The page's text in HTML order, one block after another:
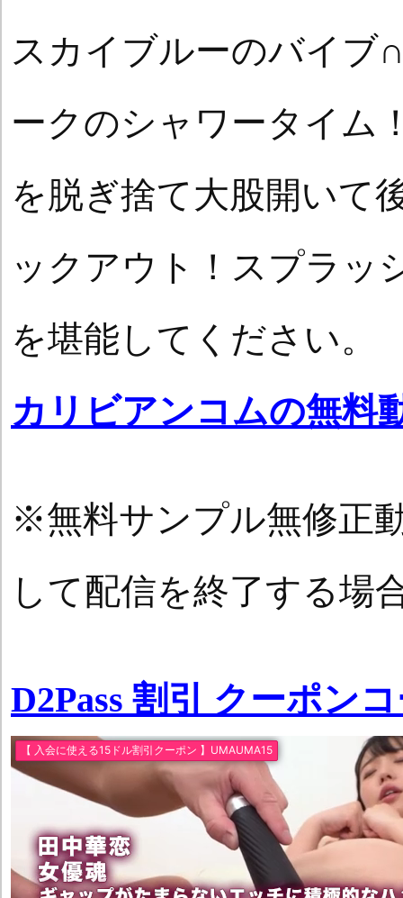
スカイブルーのバイブ
ークのシャワータイム
を脱ぎ捨て大股開いて
ックアウト！スプラッ
を堪能してください。
カリビアンコムの無料
※無料サンプル無修正
して配信を終了する場
D2Pass 割引 クーポン